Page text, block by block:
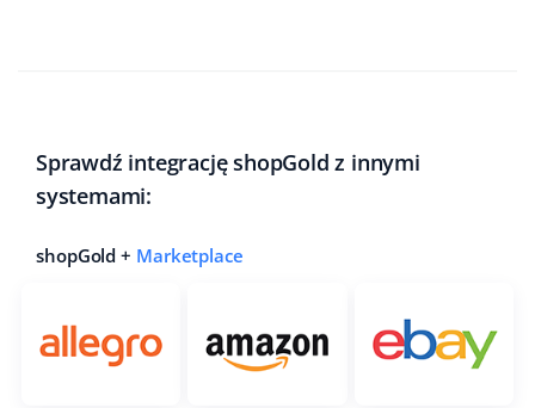
Sprawdź integrację shopGold z innymi
systemami:
shopGold + Marketplace